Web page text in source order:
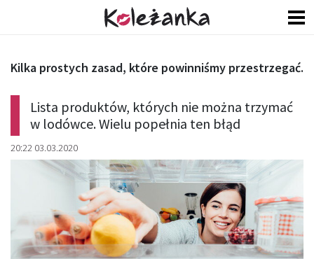
Lista produktów, których nie można trzymać
w lodówce. Wielu popełnia ten błąd
20:22 03.03.2020
Kilka prostych zasad, które powinniśmy przestrzegać.